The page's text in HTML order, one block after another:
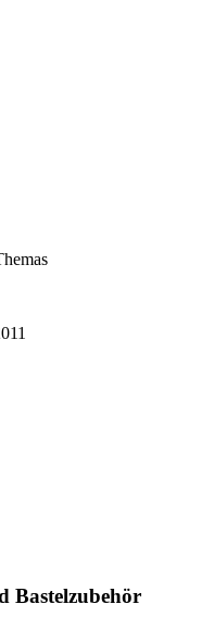
Bastelzubehör